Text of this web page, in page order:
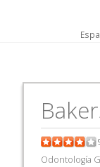
Odontología